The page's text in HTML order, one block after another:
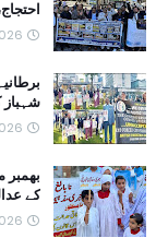
شہباز
بھمبر
کے